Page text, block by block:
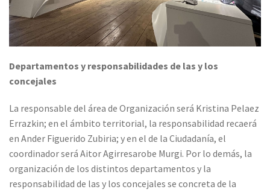
Departamentos y responsabilidades de las y los
concejales
La responsable del área de Organización será Kristina Pelaez
Errazkin; en el ámbito territorial, la responsabilidad recaerá
en Ander Figuerido Zubiria; y en el de la Ciudadanía, el
coordinador será Aitor Agirresarobe Murgi. Por lo demás, la
organización de los distintos departamentos y la
responsabilidad de las y los concejales se concreta de la